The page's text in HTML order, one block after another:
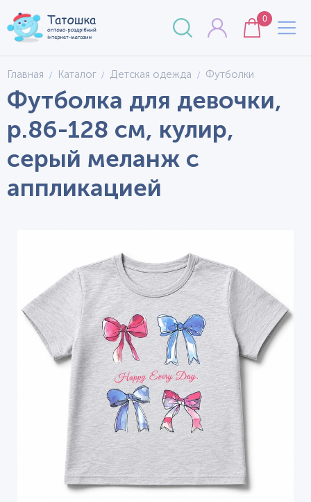
0
Главная Каталог Детская одежда Футболки
Футболка для девочки,
р.86-128 см, кулир,
серый меланж с
аппликацией